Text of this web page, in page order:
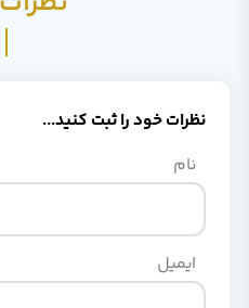
نظرات خود را ثبت کنید...
نام
ایمیل